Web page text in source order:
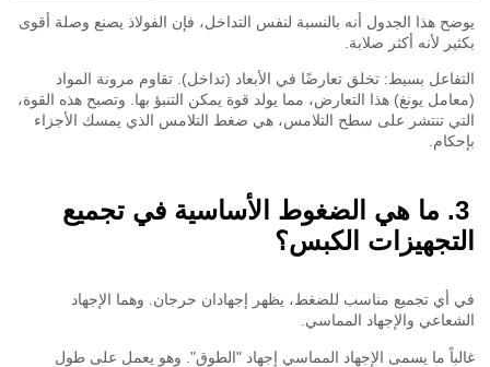
هذا الجدول أنه بالنسبة لنفس التداخل، فإن الفولاذ يصنع وصلة أقوى
لأنه أكثر صلابة.
بسيط: تخلق تعارضًا في الأبعاد (تداخل). تقاوم مرونة المواد
يونغ) هذا التعارض، مما يولد قوة يمكن التنبؤ بها. وتصبح هذه القوة،
تنتشر على سطح التلامس، هي ضغط التلامس الذي يمسك الأجزاء
ما هي الضغوط الأساسية في تجميع
الكبس؟
أي تجميع مناسب للضغط، يظهر إجهادان حرجان. وهما الإجهاد
والإجهاد المماسي.
ما يسمى الإجهاد المماسي إجهاد "الطوق". وهو يعمل على طول